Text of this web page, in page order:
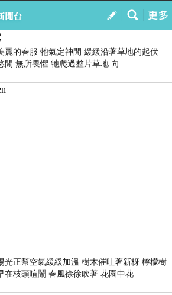
我的
麗的春服 牠氣定神閒 緩緩沿著草地的起伏
閒 無所畏懼 牠爬過整片草地 向
光正幫空氣緩緩加溫 樹木催吐著新枒 檸檬樹
在枝頭喧鬧 春風徐徐吹著 花園中花